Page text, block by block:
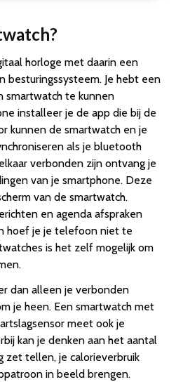
horloge met daarin een
besturingssysteem. Je hebt een
smartwatch te kunnen
installeer je de app die bij de
kunnen de smartwatch en je
als je bluetooth
verbonden zijn ontvang je
van je smartphone. Deze
van de smartwatch.
en agenda afspraken
hoef je je telefoon niet te
is het zelf mogelijk om
dan alleen je verbonden
je heen. Een smartwatch met
meet ook je
kan je denken aan het aantal
zet tellen, je calorieverbruik
in beeld brengen.